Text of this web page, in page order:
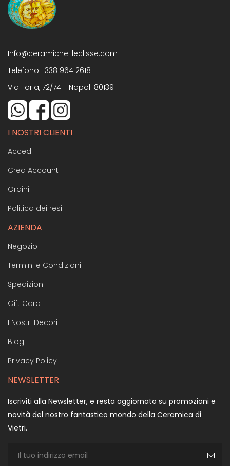
Info@ceramiche-leclisse.com
Telefono : 338 964 2618
Via Foria, 72/74 - Napoli 80139
I NOSTRI CLIENTI
Accedi
Crea Account
Ordini
Politica dei resi
AZIENDA
Negozio
Termini e Condizioni
Spedizioni
Gift Card
I Nostri Decori
Blog
Privacy Policy
NEWSLETTER
Iscriviti alla Newsletter, e resta aggiornato su promozioni e
novità del nostro fantastico mondo della Ceramica di
Vietri.